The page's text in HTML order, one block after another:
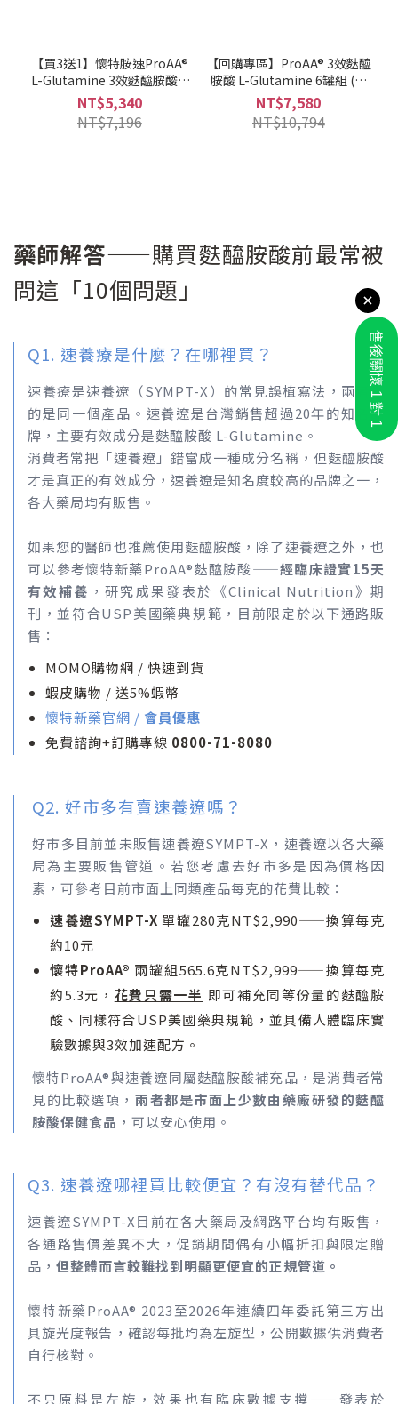
【買3送1】懷特胺速ProAA®
L-Glutamine 3效麩醯胺酸 4
罐組
NT$5,340
NT$7,196
【回購專區】ProAA® 3效麩醯
胺酸 L-Glutamine 6罐組 (不
含麩質)
NT$7,580
NT$10,794
藥師解答——購買麩醯胺酸前最常被
問這「10個問題」
Q1. 速養療是什麼？在哪裡買？
速養療是速養遼（SYMPT-X）的常見誤植寫法，兩者指
的是同一個產品。速養遼是台灣銷售超過20年的知名品
牌，主要有效成分是麩醯胺酸 L-Glutamine。
消費者常把「速養遼」錯當成一種成分名稱，但麩醯胺酸
才是真正的有效成分，速養遼是知名度較高的品牌之一，
各大藥局均有販售。
如果您的醫師也推薦使用麩醯胺酸，除了速養遼之外，也
可以參考懷特新藥ProAA®麩醯胺酸——經臨床證實15天
有效補養 ，研究成果發表於《Clinical Nutrition》期
刊，並符合USP美國藥典規範，目前限定於以下通路販
售：
MOMO購物網 / 快速到貨
蝦皮購物 / 送5%蝦幣
懷特新藥官網 / 會員優惠
免費諮詢+訂購專線 0800-71-8080
Q2. 好市多有賣速養遼嗎？
好市多目前並未販售速養遼SYMPT-X，速養遼以各大藥
局為主要販售管道。若您考慮去好市多是因為價格因
素，可參考目前市面上同類產品每克的花費比較：
速養遼SYMPT-X 單罐280克NT$2,990——換算每克
約10元
懷特ProAA® 兩罐組565.6克NT$2,999——換算每克
約5.3元， 花費只需一半 即可補充同等份量的麩醯胺
酸、同樣符合USP美國藥典規範，並具備人體臨床實
驗數據與3效加速配方。
懷特ProAA®與速養遼同屬麩醯胺酸補充品，是消費者常
見的比較選項， 兩者都是市面上少數由藥廠研發的麩醯
胺酸保健食品 ，可以安心使用。
Q3. 速養遼哪裡買比較便宜？有沒有替代品？
速養遼SYMPT-X目前在各大藥局及網路平台均有販售，
各通路售價差異不大，促銷期間偶有小幅折扣與限定贈
品， 但整體而言較難找到明顯更便宜的正規管道。
懷特新藥ProAA® 2023至2026年連續四年委託第三方出
具旋光度報告，確認每批均為左旋型，公開數據供消費者
自行核對。
不只原料是左旋，效果也有臨床數據支撐——發表於